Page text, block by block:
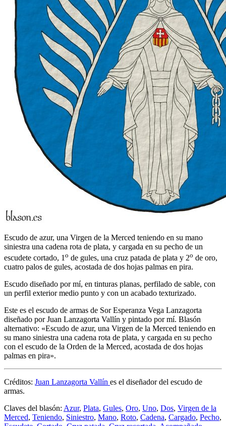
Escudo de azur, una Virgen de la Merced teniendo en su mano
siniestra una cadena rota de plata, y cargada en su pecho de un
escudete cortado, 1 o de gules, una cruz patada de plata y 2o de oro,
cuatro palos de gules, acostada de dos hojas palmas en pira.
Escudo diseñado por mí, en tinturas planas, perfilado de sable, con
un perfil exterior medio punto y con un acabado texturizado.
Este es el escudo de armas de Sor Esperanza Vega Lanzagorta
diseñado por Juan Lanzagorta Vallín y pintado por mí. Blasón
alternativo: «Escudo de azur, una Virgen de la Merced teniendo en
su mano siniestra una cadena rota de plata, y cargada en su pecho
con el escudo de la Orden de la Merced, acostada de dos hojas
palmas en pira».
Créditos: Juan Lanzagorta Vallín es el diseñador del escudo de
armas.
Claves del blasón: Azur, Plata, Gules, Oro, Uno, Dos, Virgen de la
Merced, Teniendo, Siniestro, Mano, Roto, Cadena, Cargado, Pecho,